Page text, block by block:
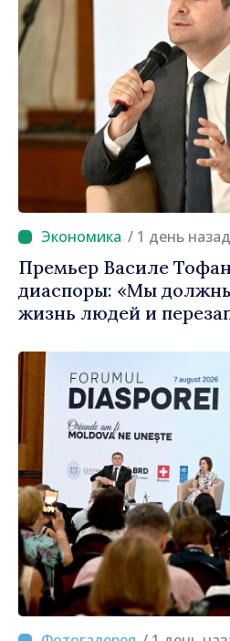
/ 1 день назад
Премьер Василе
диаспоры: «Мы
жизнь людей и